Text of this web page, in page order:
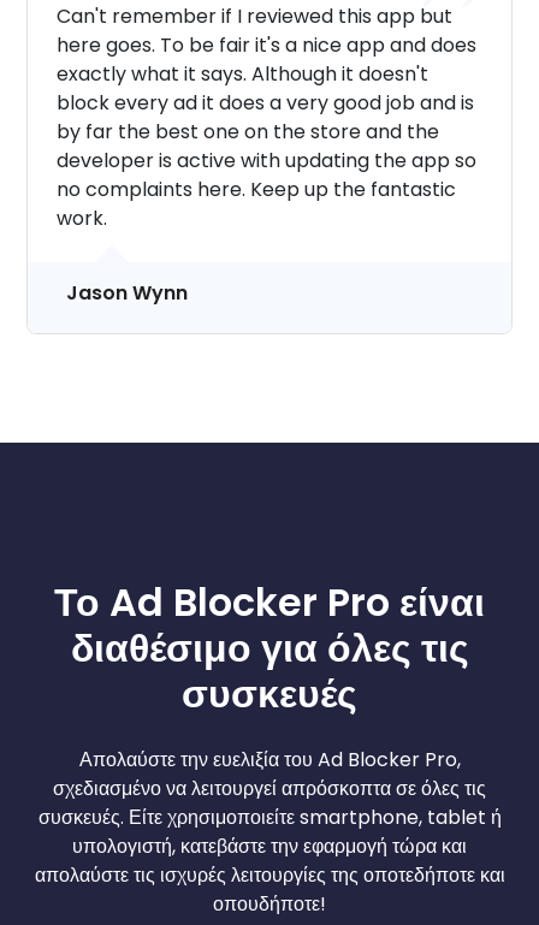
Can't remember if I reviewed this app but
here goes. To be fair it's a nice app and does
exactly what it says. Although it doesn't
block every ad it does a very good job and is
by far the best one on the store and the
developer is active with updating the app so
no complaints here. Keep up the fantastic
work.
Jason Wynn
Το Ad Blocker Pro είναι
διαθέσιμο για όλες τις
συσκευές
Απολαύστε την ευελιξία του Ad Blocker Pro,
σχεδιασμένο να λειτουργεί απρόσκοπτα σε όλες τις
συσκευές. Είτε χρησιμοποιείτε smartphone, tablet ή
υπολογιστή, κατεβάστε την εφαρμογή τώρα και
απολαύστε τις ισχυρές λειτουργίες της οποτεδήποτε και
οπουδήποτε!